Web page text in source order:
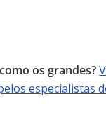
os grandes?
especialistas